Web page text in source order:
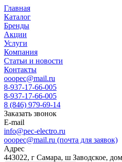
Главная
Каталог
Бренды
Акции
Услуги
Компания
Статьи и новости
Контакты
ooopec@mail.ru
8-937-17-66-005
8-937-17-66-005
8 (846) 979-69-14
Заказать звонок
E-mail
info@pec-electro.ru
ooopec@mail.ru (почта для заявок)
Адрес
443022, г Самара, ш Заводское,